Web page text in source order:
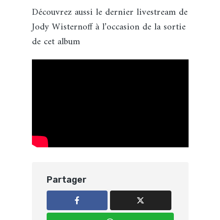
Découvrez aussi le dernier livestream de
Jody Wisternoff à l’occasion de la sortie
de cet album
Partager